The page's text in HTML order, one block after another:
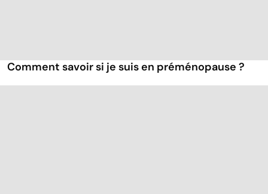
Comment savoir si je suis en préménopause ?